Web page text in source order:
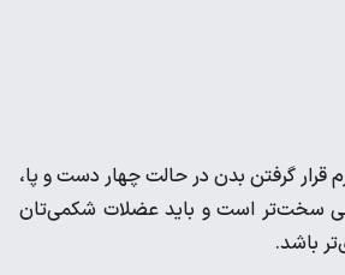
قرار گرفتن بدن در حالت چهار دست و پا،
سخت‌تر است و باید عضلات شکمی‌تان
باشد.